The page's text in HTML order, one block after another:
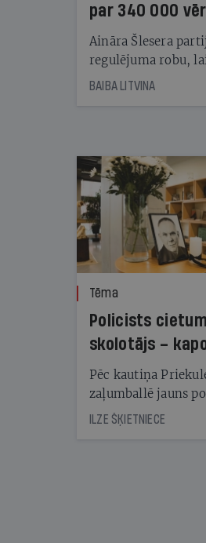
par 340 000
kampaņu
Aināra Šlesera
regulējuma robu,
starta izreklamētos
BAIBA LITVINA
Tēma
Policists
skolotājs –
Reibuma cena
Pēc kautiņa
zaļumballē jauns
nonācis cietumā, bet
cienījams
ILZE ŠĶIETNIECE